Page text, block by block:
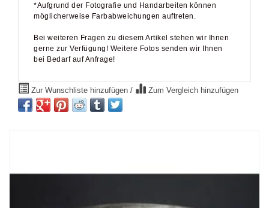
*Aufgrund der Fotografie und Handarbeiten können
möglicherweise Farbabweichungen auftreten.
Bei weiteren Fragen zu diesem Artikel stehen wir Ihnen
gerne zur Verfügung! Weitere Fotos senden wir Ihnen
bei Bedarf auf Anfrage!
Zur Wunschliste hinzufügen / Zum Vergleich hinzufügen